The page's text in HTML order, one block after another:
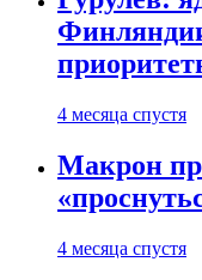
4 месяца спустя
Макрон
4 месяца спустя